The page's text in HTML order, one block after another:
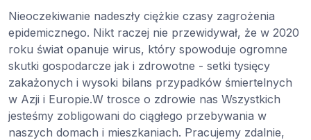
Nieoczekiwanie nadeszły ciężkie czasy zagrożenia
epidemicznego. Nikt raczej nie przewidywał, że w 2020
roku świat opanuje wirus, który spowoduje ogromne
skutki gospodarcze jak i zdrowotne - setki tysięcy
zakażonych i wysoki bilans przypadków śmiertelnych
w Azji i Europie.W trosce o zdrowie nas Wszystkich
jesteśmy zobligowani do ciągłego przebywania w
naszych domach i mieszkaniach. Pracujemy zdalnie,